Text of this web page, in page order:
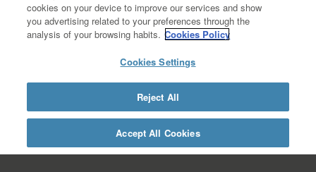
protecciodades@salle.url.edu. Trobareu informació
addicional i detallada sobre protecció de dades en la
Política de Privacitat de Dades – RGPD, disponible en
salle/informacio-legal/documentacio-complementaria-
academica/informacio-detallada-gestio-academica.
https://www.salleurl.edu/ca/la-salle/informacio-
legal/documentacio-complementaria-politica-
privacitat/informacio-basica-gestio-academica/informacio-
detallada-gestio-academica
cookies on your device to improve our services and show
you advertising related to your preferences through the
analysis of your browsing habits. Cookies Policy
Cookies Settings
Reject All
Accept All Cookies